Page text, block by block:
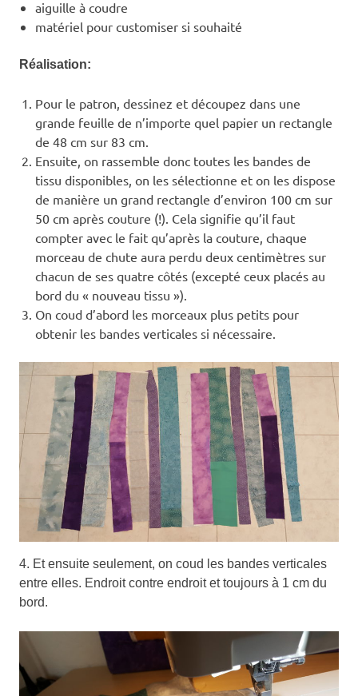
aiguille à coudre
matériel pour customiser si souhaité
Réalisation:
Pour le patron, dessinez et découpez dans une
grande feuille de n’importe quel papier un rectangle
de 48 cm sur 83 cm.
Ensuite, on rassemble donc toutes les bandes de
tissu disponibles, on les sélectionne et on les dispose
de manière un grand rectangle d’environ 100 cm sur
50 cm après couture (!). Cela signifie qu’il faut
compter avec le fait qu’après la couture, chaque
morceau de chute aura perdu deux centimètres sur
chacun de ses quatre côtés (excepté ceux placés au
bord du « nouveau tissu »).
On coud d’abord les morceaux plus petits pour
obtenir les bandes verticales si nécessaire.
4. Et ensuite seulement, on coud les bandes verticales
entre elles. Endroit contre endroit et toujours à 1 cm du
bord.